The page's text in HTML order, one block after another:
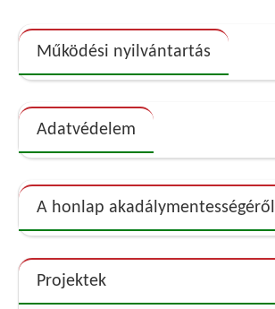
Működési nyilvántartás
Adatvédelem
A honlap akadálymentességéről
Projektek